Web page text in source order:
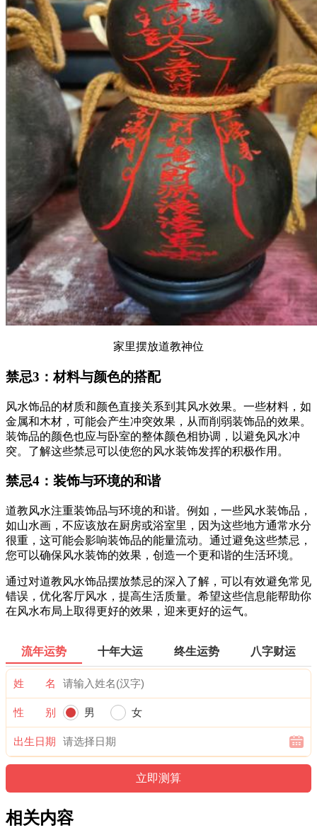
家里摆放道教神位
禁忌3：材料与颜色的搭配
风水饰品的材质和颜色直接关系到其风水效果。一些材料，如
金属和木材，可能会产生冲突效果，从而削弱装饰品的效果。
装饰品的颜色也应与卧室的整体颜色相协调，以避免风水冲
突。了解这些禁忌可以使您的风水装饰发挥的积极作用。
禁忌4：装饰与环境的和谐
道教风水注重装饰品与环境的和谐。例如，一些风水装饰品，
如山水画，不应该放在厨房或浴室里，因为这些地方通常水分
很重，这可能会影响装饰品的能量流动。通过避免这些禁忌，
您可以确保风水装饰的效果，创造一个更和谐的生活环境。
通过对道教风水饰品摆放禁忌的深入了解，可以有效避免常见
错误，优化客厅风水，提高生活质量。希望这些信息能帮助你
在风水布局上取得更好的效果，迎来更好的运气。
流年运势 十年大运 终生运势 八字财运
姓 名
性 别 男 女
出生日期
相关内容